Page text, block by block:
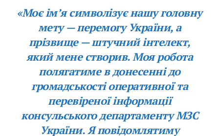
«Моє імʼя символізує нашу головну
мету — перемогу України, а
прізвище — штучний інтелект,
який мене створив. Моя робота
полягатиме в донесенні до
громадськості оперативної та
перевіреної інформації
консульського департаменту МЗС
України. Я повідомлятиму